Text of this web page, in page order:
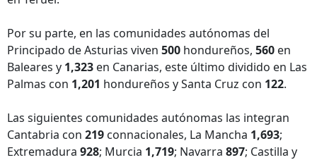
Por su parte, en las comunidades autónomas del
Principado de Asturias viven 500 hondureños, 560 en
Baleares y 1,323 en Canarias, este último dividido en Las
Palmas con 1,201 hondureños y Santa Cruz con 122.
Las siguientes comunidades autónomas las integran
Cantabria con 219 connacionales, La Mancha 1,693;
Extremadura 928; Murcia 1,719; Navarra 897; Castilla y